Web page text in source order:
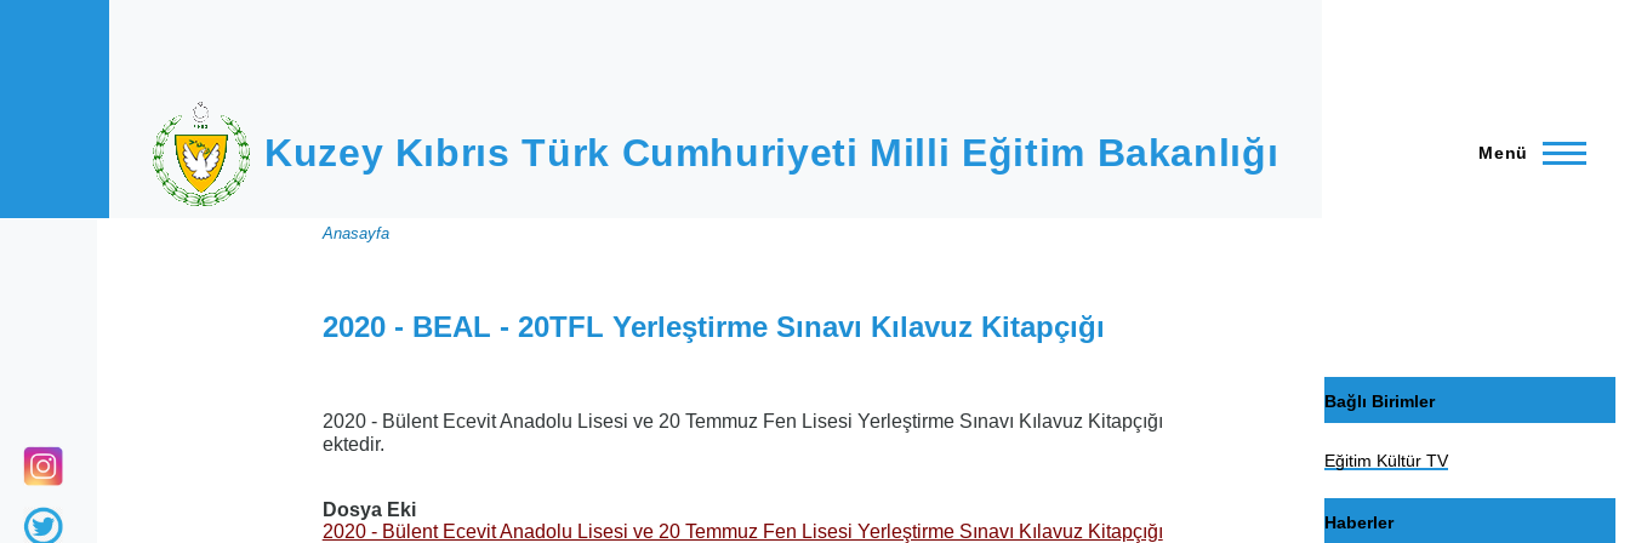
Kuzey Kıbrıs Türk Cumhuriyeti Milli Eğitim Bakanlığı Menü
Sayfa
yolu
Anasayfa
2020 - BEAL - 20TFL Yerleştirme Sınavı Kılavuz Kitapçığı
2020 - Bülent Ecevit Anadolu Lisesi ve 20 Temmuz Fen Lisesi Yerleştirme Sınavı Kılavuz Kitapçığı
ektedir.
Dosya Eki
2020 - Bülent Ecevit Anadolu Lisesi ve 20 Temmuz Fen Lisesi Yerleştirme Sınavı Kılavuz Kitapçığı
Bağlı Birimler
Eğitim Kültür TV
Haberler